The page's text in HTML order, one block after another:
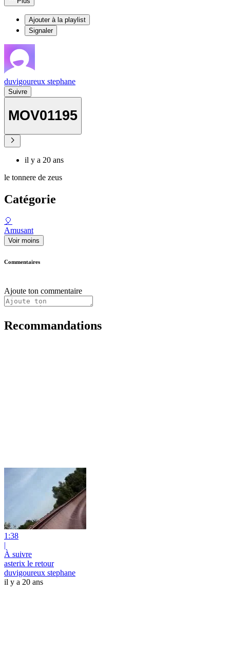
Ajouter à la playlist
Signaler
duvigoureux stephane
Suivre
MOV01195
il y a 20 ans
le tonnere de zeus
Catégorie
🎈
Amusant
Voir moins
Commentaires
Ajoute ton commentaire
Recommandations
1:38
|
À suivre
asterix le retour
duvigoureux stephane
il y a 20 ans